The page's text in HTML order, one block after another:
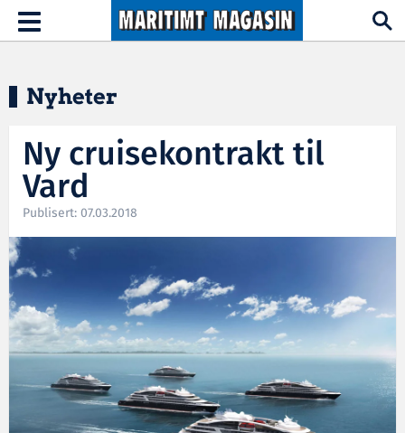
Hopp til hovedinnhold
Toggle
navigation
Nyheter
Ny cruisekontrakt til
Vard
Publisert: 07.03.2018